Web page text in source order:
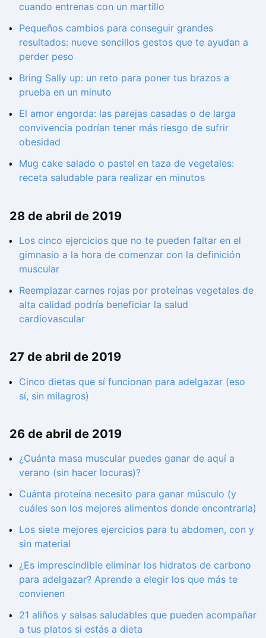
cuando entrenas con un martillo
Pequeños cambios para conseguir grandes
resultados: nueve sencillos gestos que te ayudan a
perder peso
Bring Sally up: un reto para poner tus brazos a
prueba en un minuto
El amor engorda: las parejas casadas o de larga
convivencia podrían tener más riesgo de sufrir
obesidad
Mug cake salado o pastel en taza de vegetales:
receta saludable para realizar en minutos
28 de abril de 2019
Los cinco ejercicios que no te pueden faltar en el
gimnasio a la hora de comenzar con la definición
muscular
Reemplazar carnes rojas por proteínas vegetales de
alta calidad podría beneficiar la salud
cardiovascular
27 de abril de 2019
Cinco dietas que sí funcionan para adelgazar (eso
sí, sin milagros)
26 de abril de 2019
¿Cuánta masa muscular puedes ganar de aquí a
verano (sin hacer locuras)?
Cuánta proteína necesito para ganar músculo (y
cuáles son los mejores alimentos donde encontrarla)
Los siete mejores ejercicios para tu abdomen, con y
sin material
¿Es imprescindible eliminar los hidratos de carbono
para adelgazar? Aprende a elegir los que más te
convienen
21 aliños y salsas saludables que pueden acompañar
a tus platos si estás a dieta